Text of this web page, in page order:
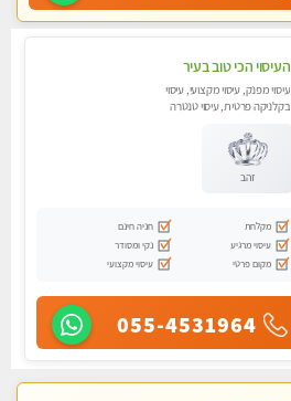
העיסוי הכי טוב בעיר
עיסוי מפנק, עיסוי מקצועי, עיסוי
בקלניקה פרטית, עיסוי טנטרה
זהב
מקלחת
חניה חינם
עיסוי מרגיע
נקי ומסודר
מקום פרטי
עיסוי מקצועי
055-4531964